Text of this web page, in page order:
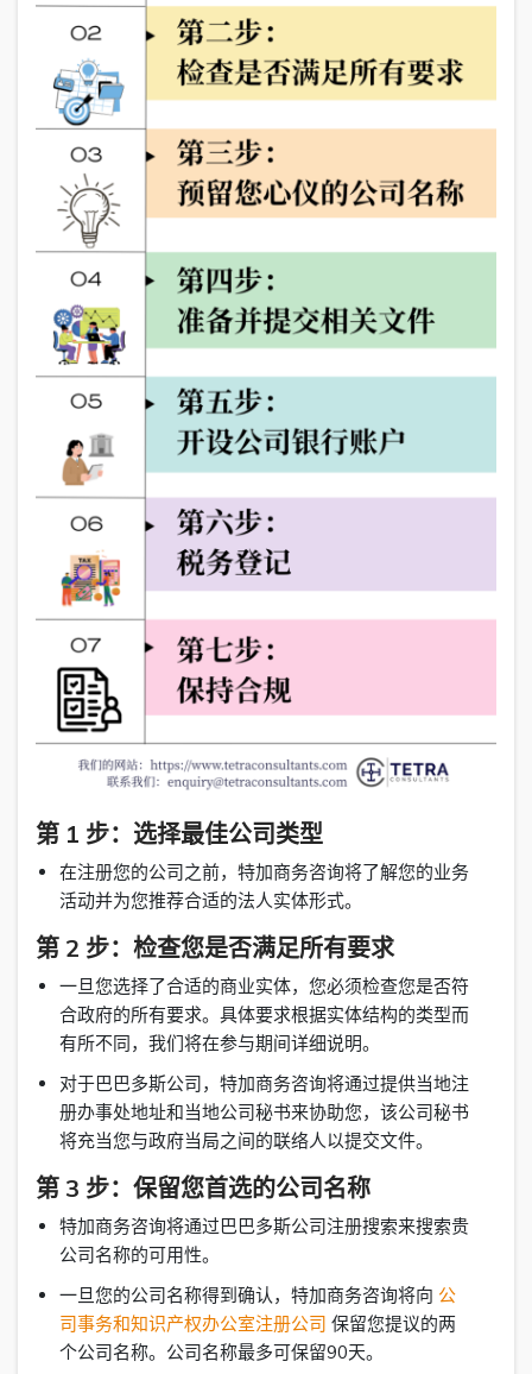
第 1 步：选择最佳公司类型
在注册您的公司之前，特加商务咨询将了解您的业务
活动并为您推荐合适的法人实体形式。
第 2 步：检查您是否满足所有要求
一旦您选择了合适的商业实体，您必须检查您是否符
合政府的所有要求。具体要求根据实体结构的类型而
有所不同，我们将在参与期间详细说明。
对于巴巴多斯公司，特加商务咨询将通过提供当地注
册办事处地址和当地公司秘书来协助您，该公司秘书
将充当您与政府当局之间的联络人以提交文件。
第 3 步：保留您首选的公司名称
特加商务咨询将通过巴巴多斯公司注册搜索来搜索贵
公司名称的可用性。
一旦您的公司名称得到确认，特加商务咨询将向 公
司事务和知识产权办公室注册公司 保留您提议的两
个公司名称。公司名称最多可保留90天。